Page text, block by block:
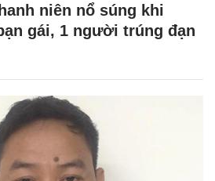
niên nổ súng khi
gái, 1 người trúng đạn